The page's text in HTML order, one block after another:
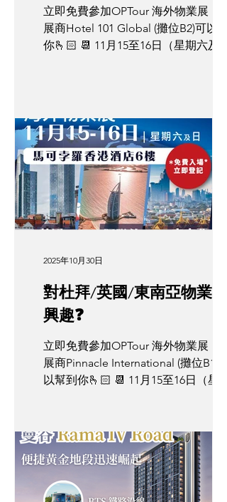
鎖尊貴嘅 10 年居留特權。 擁有 LTR 簽
證，你將享有一系列遠超一般投資選
嘅頂級特權： 無縫出入境體驗： 飛抵
無縫連接泰國世界級醫療保健設施、
尖國際學校，以及尊屬嘅奢華禮賓服
網絡。 但到底 LTR 簽證嘅確實資產門
係幾多？點樣可以喺曼谷絕對
立即免費參加OPTour 海外物業展，參
展商Hotel 101 Global (攤位B2)可以幫
你🫰🏻 📆 11月15至16日（星期六及星
各個物業專家雲集，為你一次過解答
有疑問‼️ 📡 立即參加Hotel 101 Global
的 🏨全球酒店投資機遇講座 ⏰ 講座時
間： 11月15號（星期六） 下午4:00pm
仲等❓立即登記免費參加👉🏻https://
forms.gle/iLwHbVdCWXMq8yxj7 *出
展覽可得到紀念品乙份，先到先得，
📆 11月15至16日（星期六及星期日）
⏰上午11點至下午6 點 地點：尖沙咀
港城馬可孛羅香港酒店6樓
對杜拜/英國/東南亞物業有
興趣❓
立即免費參加OPTour 海外物業展，參
展商Pinnacle International (攤位B1）
以幫到你🫰🏻 📆 11月15至16日（星期
樓 🫰🏻誠邀你免費參加, 立即登記👉🏻
https://
forms.gle/eJn6rXW3Hu1fR9YZ9 屆時
個物業專家雲集，為你一次過解答所
疑問‼️ 📡 立即參加Pinnacle
2025年10月30日